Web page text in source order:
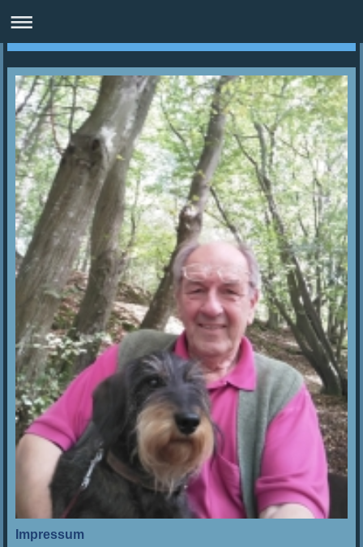
Impressum